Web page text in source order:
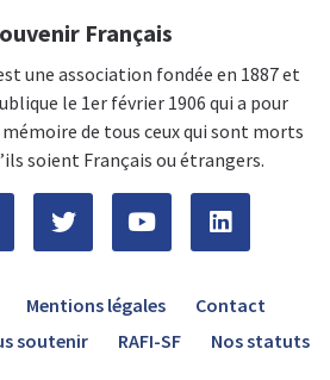
Français
une association fondée en 1887 et
le 1er février 1906 qui a pour
de tous ceux qui sont morts
soient Français ou étrangers.
Mentions légales
Contact
soutenir RAFI-SF Nos statuts